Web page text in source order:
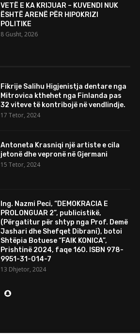
VETË E KA KRIJUAR – KUVENDI NUK
ËSHTË ARENË PËR HIPOKRIZI
POLITIKE
8 Gusht, 2026
Fikrije Salihu Higjenistja dentare nga
Mitrovica kthehet nga Finlanda pas
32 viteve të kontribojë në vendlindje.
17 Tetor, 2024
Antoneta Krasniqi një artiste e cila
jetonë dhe vepronë në Gjermani
15 Tetor, 2024
Ing. Nazmi Peci, “DEMOKRACIA E
PROLONGUAR 2”, publicistikë,
(Përgatitur për shtyp nga Prof. Demë
Jashari dhe Shefqet Dibrani), botoi
Shtëpia Botuese “FAIK KONICA”,
Prishtinë 2024, faqe 160. ISBN 978-
9951-31-014-7
13 Dhjetor, 2024